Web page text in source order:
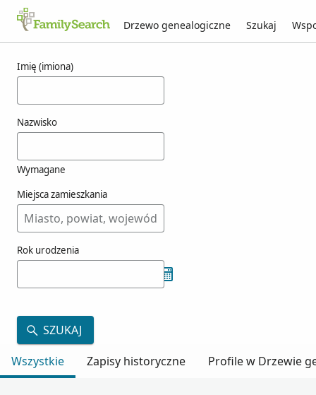
Drzewo genealogiczne Szukaj
Imię (imiona)
Nazwisko
Wymagane
Miejsca zamieszkania
Rok urodzenia
SZUKAJ
Wszystkie
Zapisy historyczne Profile w Drzewie